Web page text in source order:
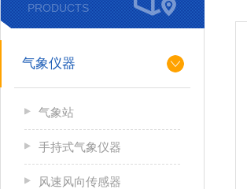
PRODUCTS
气象仪器
气象站
手持式气象仪器
风速风向传感器